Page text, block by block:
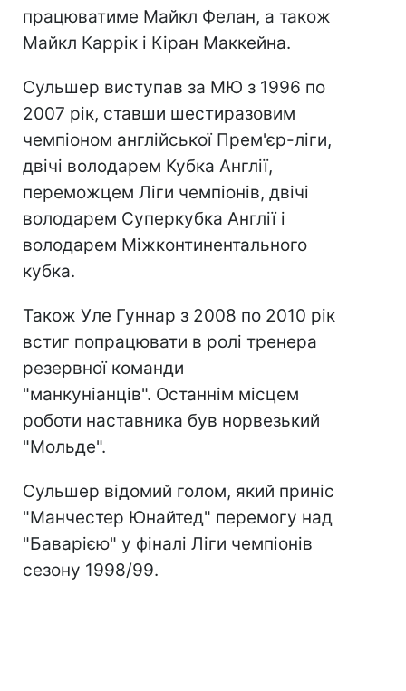
працюватиме Майкл Фелан, а також
Майкл Каррік і Кіран Маккейна.
Сульшер виступав за МЮ з 1996 по
2007 рік, ставши шестиразовим
чемпіоном англійської Прем'єр-ліги,
двічі володарем Кубка Англії,
переможцем Ліги чемпіонів, двічі
володарем Суперкубка Англії і
володарем Міжконтинентального
кубка.
Також Уле Гуннар з 2008 по 2010 рік
встиг попрацювати в ролі тренера
резервної команди
"манкуніанців". Останнім місцем
роботи наставника був норвезький
"Мольде".
Сульшер відомий голом, який приніс
"Манчестер Юнайтед" перемогу над
"Баварією" у фіналі Ліги чемпіонів
сезону 1998/99.